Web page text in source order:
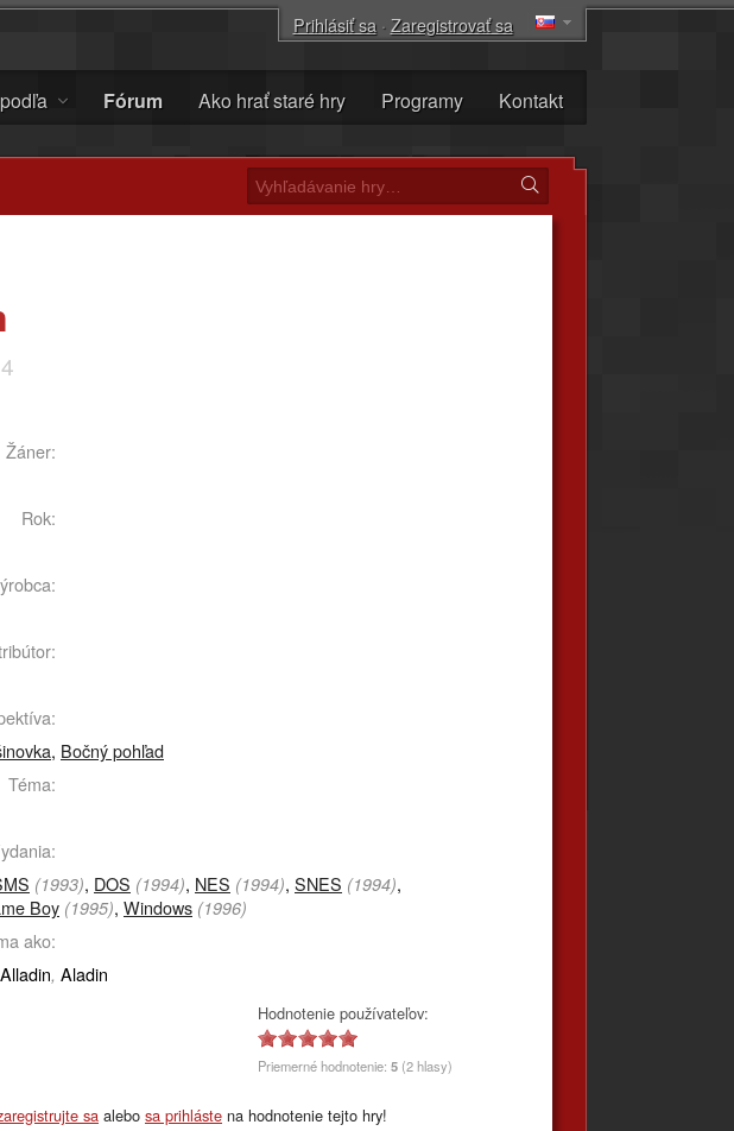
Prihlásiť sa·Zaregistrovať sa
Fórum Ako hrať staré hry Programy Kontakt
Žáner:
Rok:
, Bočný pohľad
Téma:
(1993), DOS (1994), NES (1994), SNES (1994),
Boy (1995), Windows (1996)
ako:
Alladin, Aladin
Hodnotenie používateľov:
Priemerné hodnotenie: 5 (2 hlasy)
sa alebo sa prihláste na hodnotenie tejto hry!